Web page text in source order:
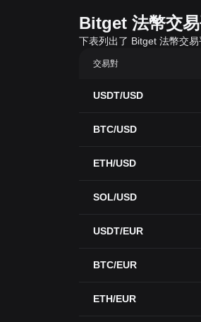
Bitget 法幣交
下表列出了 Bitget 法幣交
交易對
USDT/USD
BTC/USD
ETH/USD
SOL/USD
USDT/EUR
BTC/EUR
ETH/EUR